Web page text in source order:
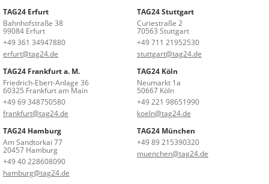
TAG24 Erfurt
Bahnhofstraße 38
99084 Erfurt
+49 361 34947880
erfurt@tag24.de
TAG24 Stuttgart
Curiestraße 2
70563 Stuttgart
+49 711 21952530
stuttgart@tag24.de
TAG24 Frankfurt a. M.
Friedrich-Ebert-Anlage 36
60325 Frankfurt am Main
+49 69 348750580
frankfurt@tag24.de
TAG24 Köln
Neumarkt 1a
50667 Köln
+49 221 98651990
koeln@tag24.de
TAG24 Hamburg
Am Sandtorkai 77
20457 Hamburg
+49 40 228608090
hamburg@tag24.de
TAG24 München
+49 89 215390320
muenchen@tag24.de